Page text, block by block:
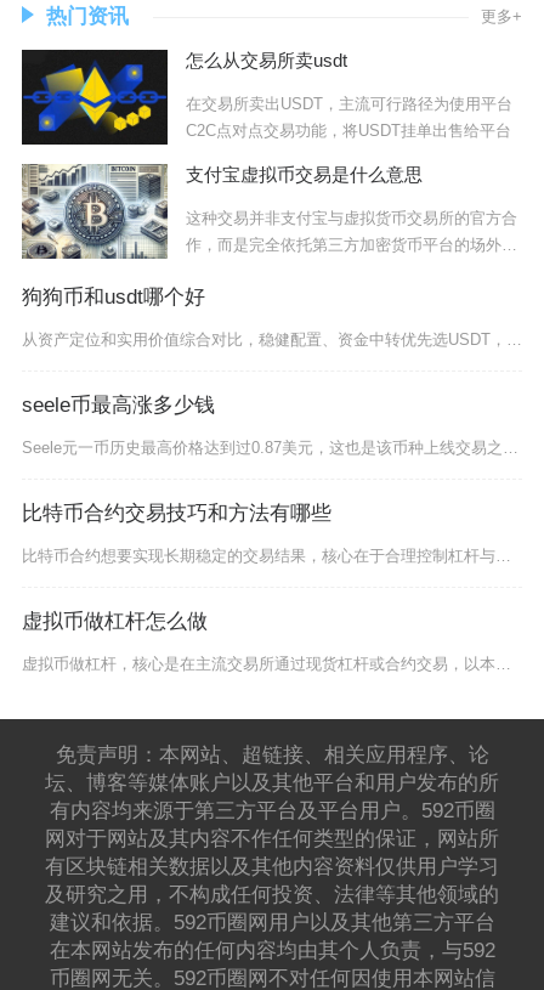
热门资讯 更多+
怎么从交易所卖usdt
在交易所卖出USDT，主流可行路径为使用平台
C2C点对点交易功能，将USDT挂单出售给平台
支付宝虚拟币交易是什么意思
这种交易并非支付宝与虚拟货币交易所的官方合
作，而是完全依托第三方加密货币平台的场外交
狗狗币和usdt哪个好
从资产定位和实用价值综合对比，稳健配置、资金中转优先选USDT，博取短线行情、偏好Meme
seele币最高涨多少钱
Seele元一币历史最高价格达到过0.87美元，这也是该币种上线交易之后创下的峰值价位，在
比特币合约交易技巧和方法有哪些
比特币合约想要实现长期稳定的交易结果，核心在于合理控制杠杆与仓位、提前规划止盈止损点位、结
虚拟币做杠杆怎么做
虚拟币做杠杆，核心是在主流交易所通过现货杠杆或合约交易，以本金为保证金借入资金放大仓位，通
免责声明：本网站、超链接、相关应用程序、论
坛、博客等媒体账户以及其他平台和用户发布的所
有内容均来源于第三方平台及平台用户。592币圈
网对于网站及其内容不作任何类型的保证，网站所
有区块链相关数据以及其他内容资料仅供用户学习
及研究之用，不构成任何投资、法律等其他领域的
建议和依据。592币圈网用户以及其他第三方平台
在本网站发布的任何内容均由其个人负责，与592
币圈网无关。592币圈网不对任何因使用本网站信